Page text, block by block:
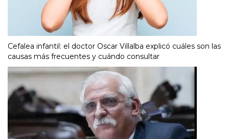
Cefalea infantil: el doctor Oscar Villalba explicó cuáles son las
causas más frecuentes y cuándo consultar